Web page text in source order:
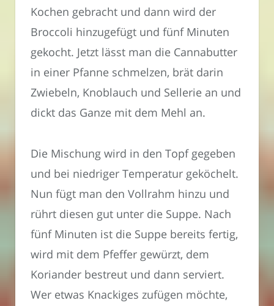
Kochen gebracht und dann wird der
Broccoli hinzugefügt und fünf Minuten
gekocht. Jetzt lässt man die Cannabutter
in einer Pfanne schmelzen, brät darin
Zwiebeln, Knoblauch und Sellerie an und
dickt das Ganze mit dem Mehl an.
Die Mischung wird in den Topf gegeben
und bei niedriger Temperatur geköchelt.
Nun fügt man den Vollrahm hinzu und
rührt diesen gut unter die Suppe. Nach
fünf Minuten ist die Suppe bereits fertig,
wird mit dem Pfeffer gewürzt, dem
Koriander bestreut und dann serviert.
Wer etwas Knackiges zufügen möchte,